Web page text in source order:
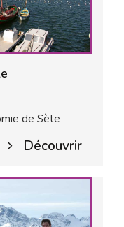
de Sète
Découvrir